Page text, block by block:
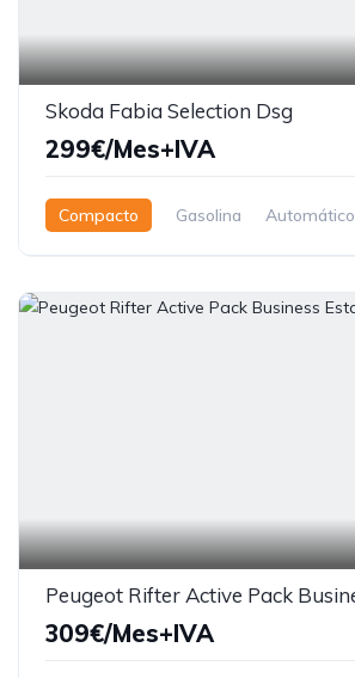
Skoda Fabia Selection Dsg
299€/Mes+IVA
Compacto Gasolina Automático
309€/Mes+IVA